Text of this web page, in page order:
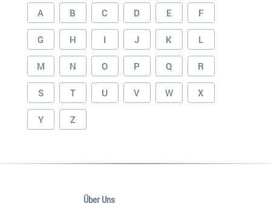
A B C D E F
G H I J K L
M N O P Q R
S T U V W X
Y Z
Über Uns